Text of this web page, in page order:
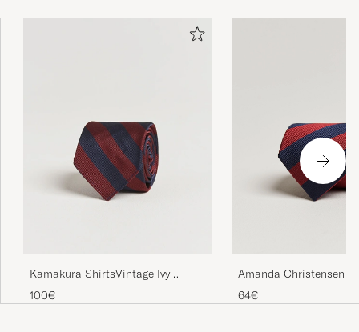
Kamakura ShirtsVintage Ivy
Regimental Stripe Silk
TieNavy/Burgundy
100€
Amanda Christensen
Stripe Classic Tie 8 cm
64€